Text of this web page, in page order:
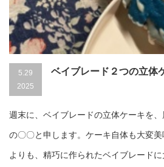
5.29
2025
ベイブレード２つの立体
週末に、ベイブレードの立体ケーキを
の〇〇と申します。ケーキ自体も大変
よりも、精巧に作られたベイブレードに